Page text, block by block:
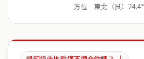
方位 東北（艮）24.4°